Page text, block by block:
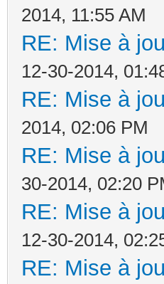
2014, 11:55 AM
RE: Mise à
12-30-2014,
RE: Mise à
2014, 02:06 PM
RE: Mise à
30-2014, 02:20
RE: Mise à
12-30-2014,
RE: Mise à